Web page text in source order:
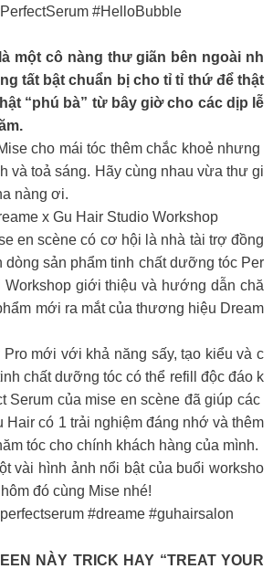
#HelloBubble
một cô nàng thư giãn bên ngoài nh
tất bật chuẩn bị cho tỉ tỉ thứ để thật
“phú bà” từ bây giờ cho các dịp lễ
cho mái tóc thêm chắc khoẻ nhưng
và toả sáng. Hãy cùng nhau vừa thư gi
nàng ơi.
x Gu Hair Studio Workshop
en scène có cơ hội là nhà tài trợ đồng
dòng sản phẩm tinh chất dưỡng tóc Per
Workshop giới thiệu và hướng dẫn chă
mới ra mắt của thương hiệu Dream
Pro mới với khả năng sấy, tạo kiểu và c
chất dưỡng tóc có thể refill độc đáo k
Serum của mise en scène đã giúp các
Hair có 1 trải nghiệm đáng nhớ và thêm
tóc cho chính khách hàng của mình.
vài hình ảnh nổi bật của buổi worksho
đó cùng Mise nhé!
#dreame #guhairsalon
NÀY TRICK HAY “TREAT YOUR